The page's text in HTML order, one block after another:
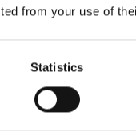
from your use of
Statistics
kan bilarna i
har Båstnäs
hela världen.